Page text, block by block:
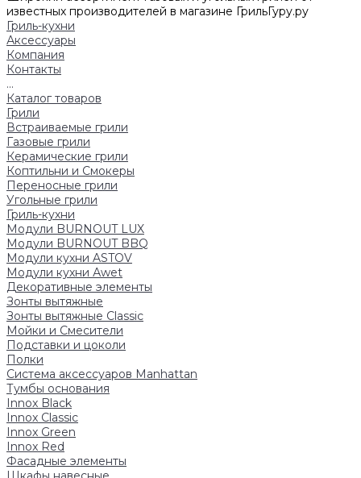
известных производителей в магазине ГрильГуру.ру
Гриль-кухни
Аксессуары
Компания
Контакты
...
Каталог товаров
Грили
Встраиваемые грили
Газовые грили
Керамические грили
Коптильни и Смокеры
Переносные грили
Угольные грили
Гриль-кухни
Модули BURNOUT LUX
Модули BURNOUT BBQ
Модули кухни ASTOV
Модули кухни Аwet
Декоративные элементы
Зонты вытяжные
Зонты вытяжные Classic
Мойки и Смесители
Подставки и цоколи
Полки
Система аксессуаров Manhattan
Тумбы основания
Innox Black
Innox Classic
Innox Green
Innox Red
Фасадные элементы